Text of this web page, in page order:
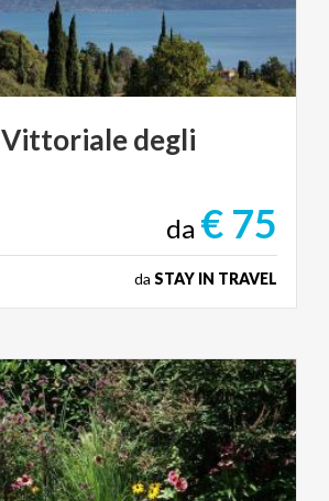
Vittorialedegli
da € 75
da STAY IN TRAVEL